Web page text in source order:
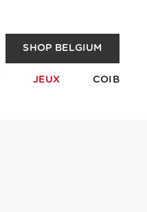
SHOP BELGIUM
JEUX COIB